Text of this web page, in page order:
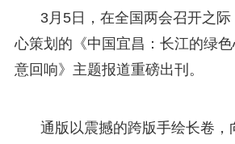
3月5日，在全国两会召开之
心策划的《中国宜昌：长江的绿
意回响》主题报道重磅出刊。
通版以震撼的跨版手绘长卷，